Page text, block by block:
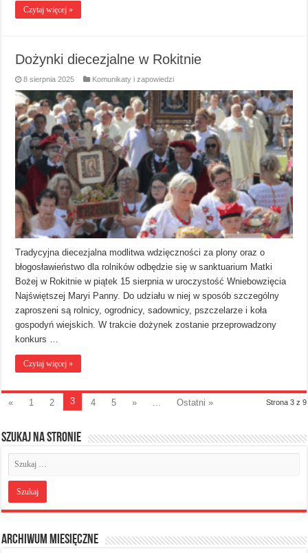
Czytaj więcej »
Dożynki diecezjalne w Rokitnie
8 sierpnia 2025 Komunikaty i zapowiedzi
Tradycyjna diecezjalna modlitwa wdzięczności za plony oraz o
błogosławieństwo dla rolników odbędzie się w sanktuarium Matki
Bożej w Rokitnie w piątek 15 sierpnia w uroczystość Wniebowzięcia
Najświętszej Maryi Panny. Do udziału w niej w sposób szczególny
zaproszeni są rolnicy, ogrodnicy, sadownicy, pszczelarze i koła
gospodyń wiejskich. W trakcie dożynek zostanie przeprowadzony
konkurs …
Czytaj więcej »
Strona 3 z 9
« 1 2 3 4 5 » Ostatni »
Szukaj na stronie
Archiwum miesięczne